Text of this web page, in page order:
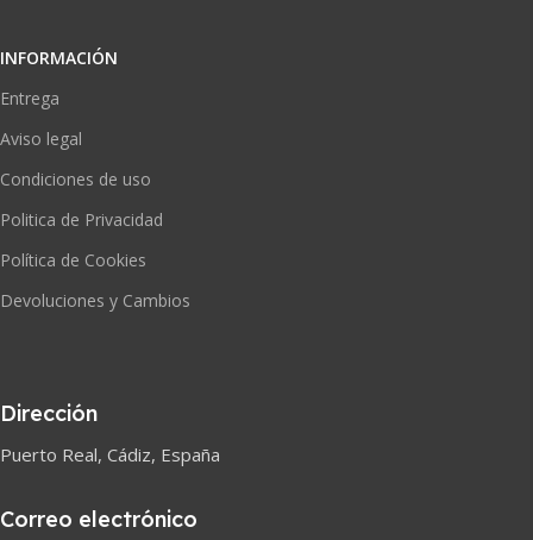
INFORMACIÓN
Entrega
Aviso legal
Condiciones de uso
Politica de Privacidad
Política de Cookies
Devoluciones y Cambios
Dirección
Puerto Real, Cádiz, España
Correo electrónico